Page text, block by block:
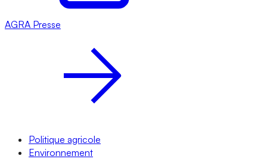
AGRA Presse
Politique agricole
Environnement